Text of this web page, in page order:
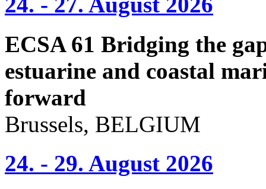
ECSA 61 Bridging the
estuarine and coastal
forward
Brussels, BELGIUM
24. - 29. August 2026